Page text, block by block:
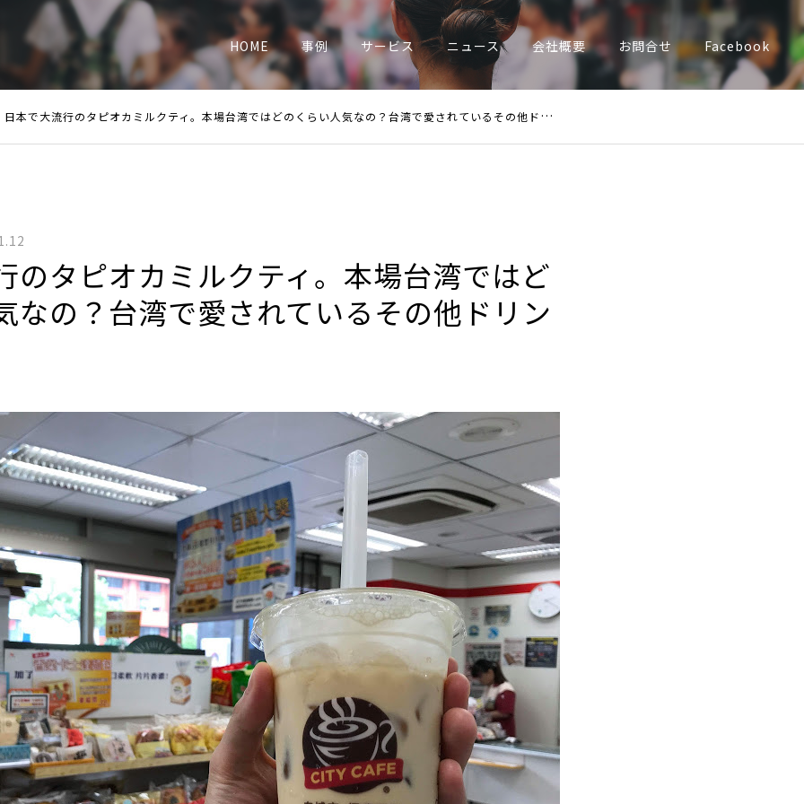
HOME 事例 サービス ニュース 会社概要 お問合せ Facebook
日本で大流行のタピオカミルクティ。本場台湾ではどのくらい人気なの？台湾で愛されているその他ドリンクも紹介。
のタピオカミルクティ。本場台湾ではど
なの？台湾で愛されているその他ドリン